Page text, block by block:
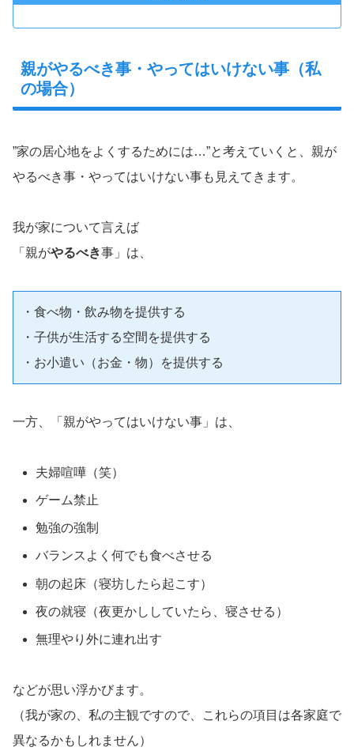
親がやるべき事・やってはいけない事（私
の場合）
”家の居心地をよくするためには…”と考えていくと、親が
やるべき事・やってはいけない事も見えてきます。
我が家について言えば
「親がやるべき事」は、
・食べ物・飲み物を提供する
・子供が生活する空間を提供する
・お小遣い（お金・物）を提供する
一方、「親がやってはいけない事」は、
夫婦喧嘩（笑）
ゲーム禁止
勉強の強制
バランスよく何でも食べさせる
朝の起床（寝坊したら起こす）
夜の就寝（夜更かししていたら、寝させる）
無理やり外に連れ出す
などが思い浮かびます。
（我が家の、私の主観ですので、これらの項目は各家庭で
異なるかもしれません）